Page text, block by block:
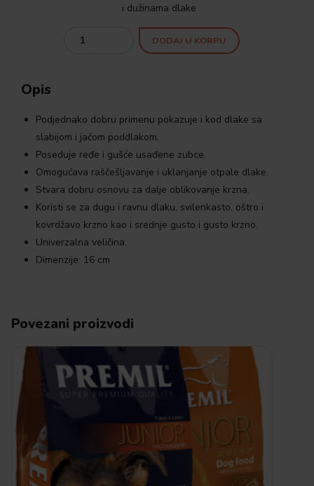
i dužinama dlake
Quantity
DODAJ U KORPU
Opis
Podjednako dobru primenu pokazuje i kod dlake sa
slabijom i jačom poddlakom.
Poseduje ređe i gušće usađene zubce.
Omogućava raščešljavanje i uklanjanje otpale dlake.
Stvara dobru osnovu za dalje oblikovanje krzna.
Koristi se za dugu i ravnu dlaku, svilenkasto, oštro i
kovrdžavo krzno kao i srednje gusto i gusto krzno.
Univerzalna veličina.
Dimenzije: 16 cm
Povezani proizvodi